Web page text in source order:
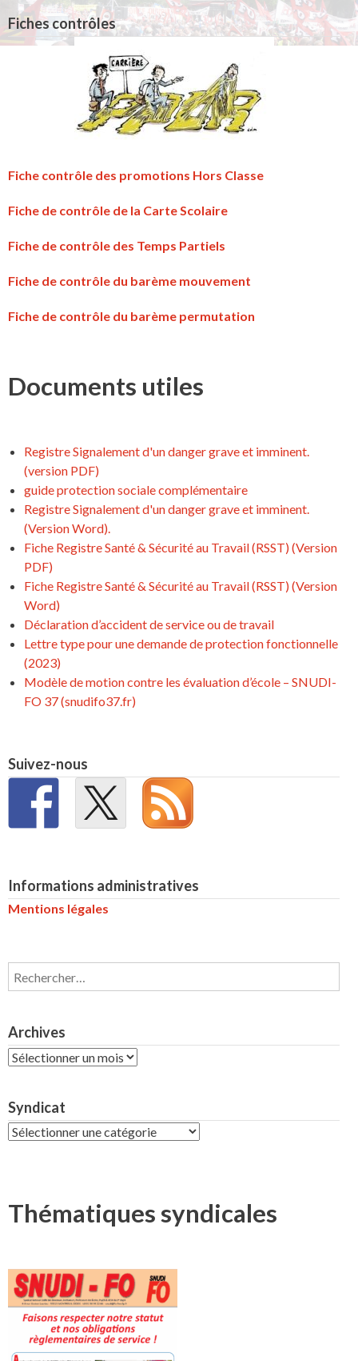
Fiches contrôles
Fiche contrôle des promotions Hors Classe
Fiche de contrôle de la Carte Scolaire
Fiche de contrôle des Temps Partiels
Fiche de contrôle du barème mouvement
Fiche de contrôle du barème permutation
Documents utiles
Registre Signalement d'un danger grave et imminent.
(version PDF)
guide protection sociale complémentaire
Registre Signalement d'un danger grave et imminent.
(Version Word).
Fiche Registre Santé & Sécurité au Travail (RSST) (Version
PDF)
Fiche Registre Santé & Sécurité au Travail (RSST) (Version
Word)
Déclaration d’accident de service ou de travail
Lettre type pour une demande de protection fonctionnelle
(2023)
Modèle de motion contre les évaluation d’école – SNUDI-
FO 37 (snudifo37.fr)
Suivez-nous
Informations administratives
Mentions légales
Rechercher :
Archives
Archives
Syndicat
Syndicat
Thématiques syndicales